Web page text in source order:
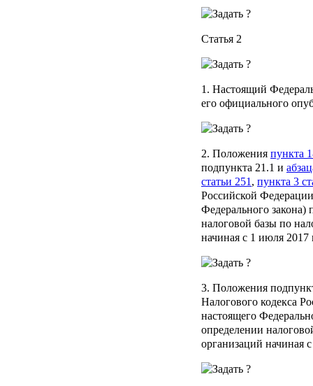
Статья 2
1. Настоящий
его официального
2. Положения пункта
подпункта 21.1 и
статьи 251, пункта 3
Российской
Федерального
налоговой базы по
начиная с 1 июля 2017
3. Положения
Налогового кодекса
настоящего
определении
организаций начиная